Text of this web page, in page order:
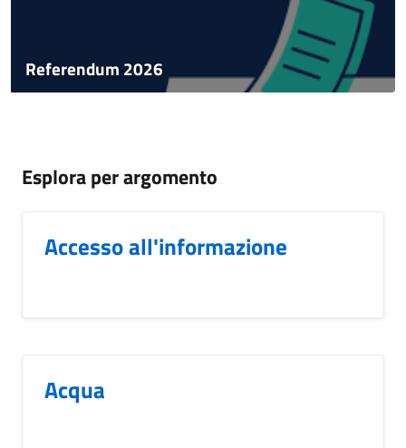
Referendum 2026
Esplora per argomento
Accesso all'informazione
Acqua